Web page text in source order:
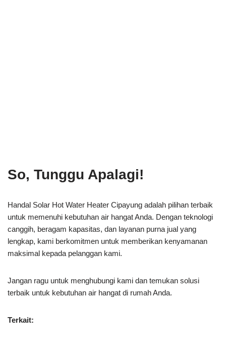
So, Tunggu Apalagi!
Handal Solar Hot Water Heater Cipayung adalah pilihan terbaik
untuk memenuhi kebutuhan air hangat Anda. Dengan teknologi
canggih, beragam kapasitas, dan layanan purna jual yang
lengkap, kami berkomitmen untuk memberikan kenyamanan
maksimal kepada pelanggan kami.
Jangan ragu untuk menghubungi kami dan temukan solusi
terbaik untuk kebutuhan air hangat di rumah Anda.
Terkait: